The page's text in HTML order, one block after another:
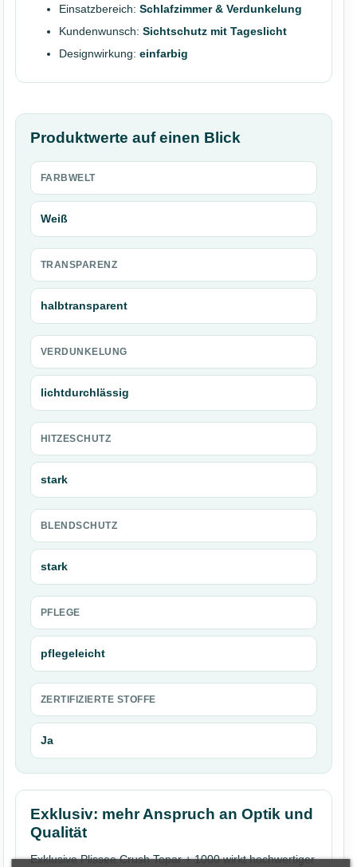
Einsatzbereich: Schlafzimmer & Verdunkelung
Kundenwunsch: Sichtschutz mit Tageslicht
Designwirkung: einfarbig
Produktwerte auf einen Blick
FARBWELT
Weiß
TRANSPARENZ
halbtransparent
VERDUNKELUNG
lichtdurchlässig
HITZESCHUTZ
stark
BLENDSCHUTZ
stark
PFLEGE
pflegeleicht
ZERTIFIZIERTE STOFFE
Ja
Exklusiv: mehr Anspruch an Optik und
Qualität
Exklusive Plissee Crush Topar + 1000 wirkt hochwertiger